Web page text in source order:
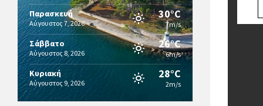
Παρασκευή
Αύγουστος 7, 2026
30°C
7m/s
Σάββατο
Αύγουστος 8, 2026
26°C
6m/s
Κυριακή
Αύγουστος 9, 2026
28°C
2m/s